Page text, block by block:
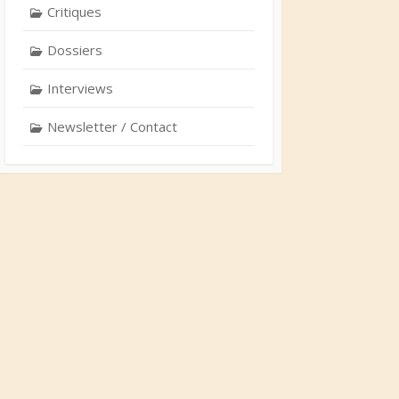
Critiques
Dossiers
Interviews
Newsletter / Contact